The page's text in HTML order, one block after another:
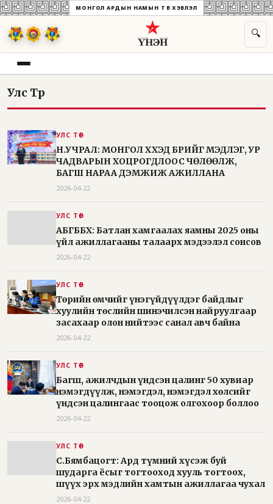
МОНГОЛ АРДЫН НАМЫН ТӨВ ХЭВЛЭЛ
🔍
Улс Төр
УЛС ТӨР
Н.УЧРАЛ: МОНГОЛ ХҮҮХЭД БҮРИЙГ МЭДЛЭГ, УР
ЧАДВАРЫН ХОЦРОГДЛООС ЧӨЛӨӨЛЖ,
БАГШ НАРАА ДЭМЖИЖ АЖИЛЛАНА
2026-04-22
УЛС ТӨР
АБГББХ: Батлан хамгаалах яамны 2025 оны
үйл ажиллагааны талаарх мэдээлэл сонсов
2026-04-22
УЛС ТӨР
Төрийн өмчийг үнэгүйдүүлдэг байдлыг
хуулийн төслийн шинэчилсэн найруулгаар
засахаар олон нийтээс санал авч байна
2026-04-22
УЛС ТӨР
Багш, ажилчдын үндсэн цалинг 50 хувиар
нэмэгдүүлж, нэмэгдэл, нэмэгдэл хөлсийг
үндсэн цалингаас тооцож олгохоор боллоо
2026-04-22
УЛС ТӨР
С.Бямбацогт: Ард түмний хүсэж буй
шударга ёсыг тогтооход хууль тогтоох,
шүүх эрх мэдлийн хамтын ажиллагаа чухал
2026-04-22